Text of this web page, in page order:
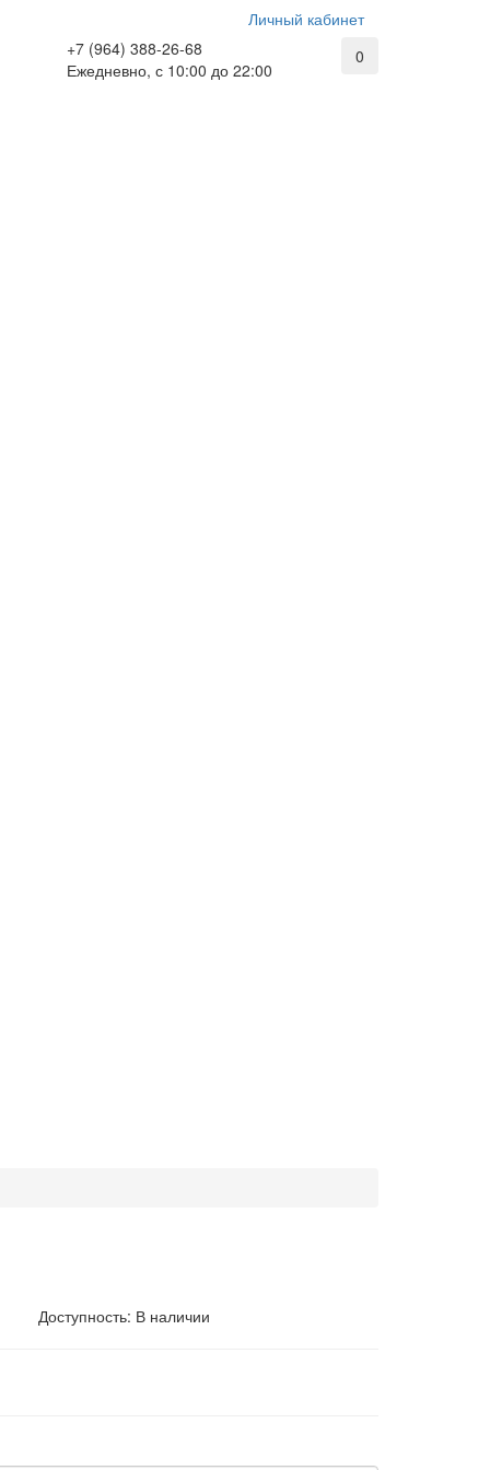
Личный кабинет
+7 (964) 388-26-68
Ежедневно, с 10:00 до 22:00
0
Доступность: В наличии